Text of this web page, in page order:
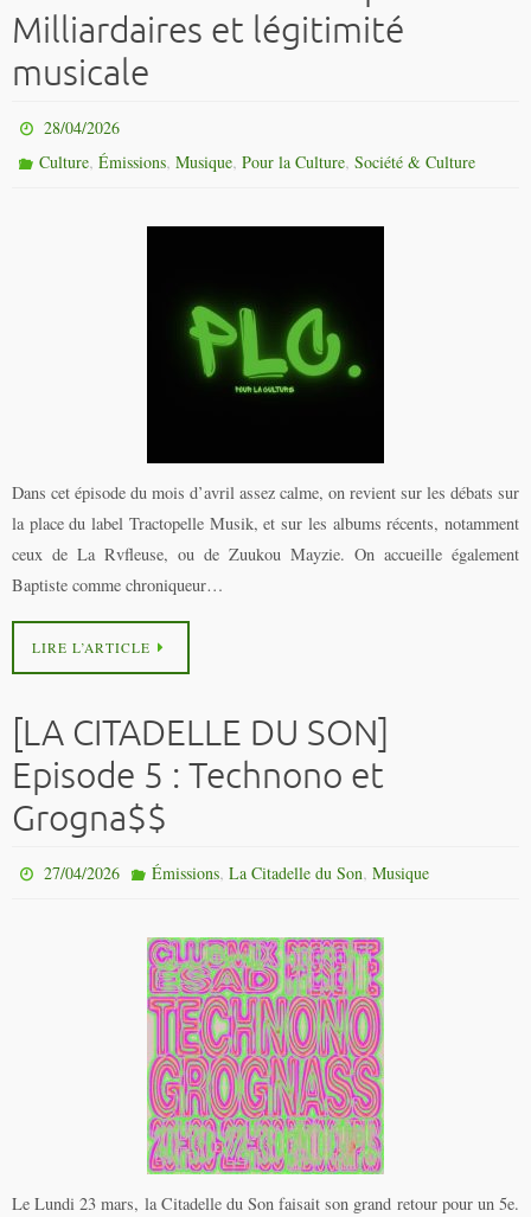
Milliardaires et légitimité
musicale
28/04/2026
Culture,Émissions,Musique,Pour la Culture,Société & Culture
Dans cet épisode du mois d’avril assez calme, on revient sur les débats sur
la place du label Tractopelle Musik, et sur les albums récents, notamment
ceux de La Rvfleuse, ou de Zuukou Mayzie. On accueille également
Baptiste comme chroniqueur…
LIRE L’ARTICLE
[LA CITADELLE DU SON]
Episode 5 : Technono et
Grogna$$
27/04/2026 Émissions, La Citadelle du Son, Musique
Le Lundi 23 mars, la Citadelle du Son faisait son grand retour pour un 5e.